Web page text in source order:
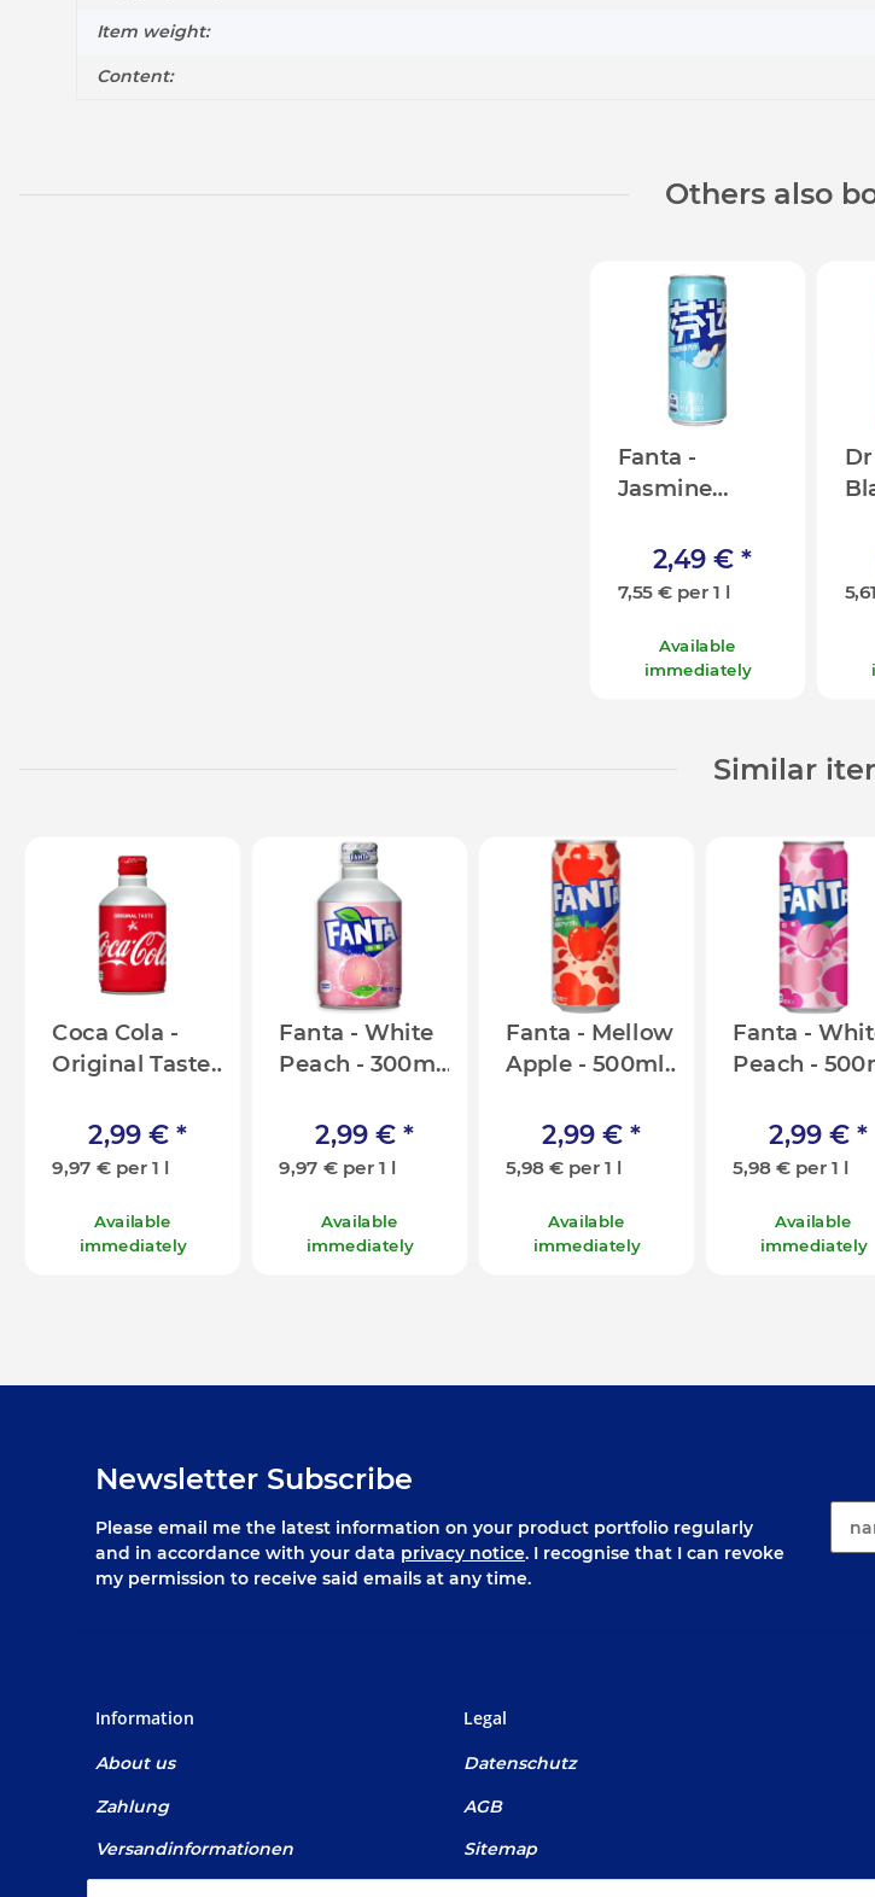
Item weight:
Content:
Others also
Fanta -
Jasmine
330ml [CN]
2,49 €*
7,55 € per 1 l
Available
immediately
Similar
Coca Cola -
Original Taste
2,99 € *
9,97 € per 1 l
Available
immediately
Fanta - White
Peach - 300ml
2,99 € *
9,97 € per 1 l
Available
immediately
Fanta - Mellow
Apple - 500ml
2,99 € *
5,98 € per 1 l
Available
immediately
Fanta -
Peach -
2,99 € *
5,98 € per 1 l
Available
immediately
Newsletter Subscribe
Please email me the latest information on your product portfolio regularly
and in accordance with your data privacy notice. I recognise that I can revoke
my permission to receive said emails at any time.
Information
About us
Zahlung
Versandinformationen
Legal
Datenschutz
AGB
Sitemap